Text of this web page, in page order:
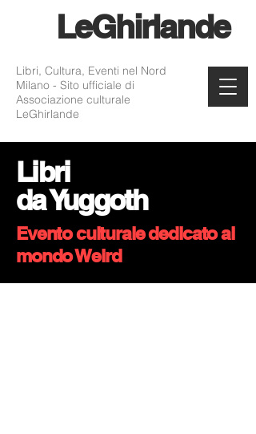
LeGhirlande
Libri, Cultura, Eventi nel Nord
Milano - Sito ufficiale di
Associazione culturale
LeGhirlande
Libri
da Yuggoth
Evento culturale dedicato al
mondo Weird